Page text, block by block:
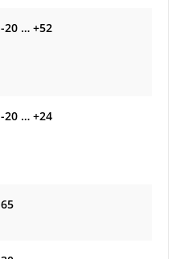
-20 … +52
-20 … +24
65